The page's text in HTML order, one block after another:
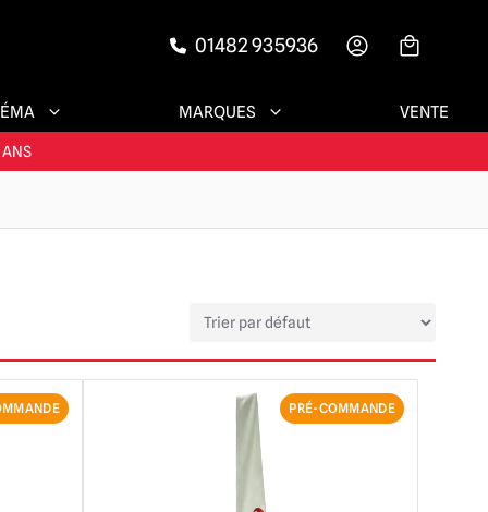
01482 935936
MARQUES VENTE
SATISFAITS
!
PRÉ-COMMANDE